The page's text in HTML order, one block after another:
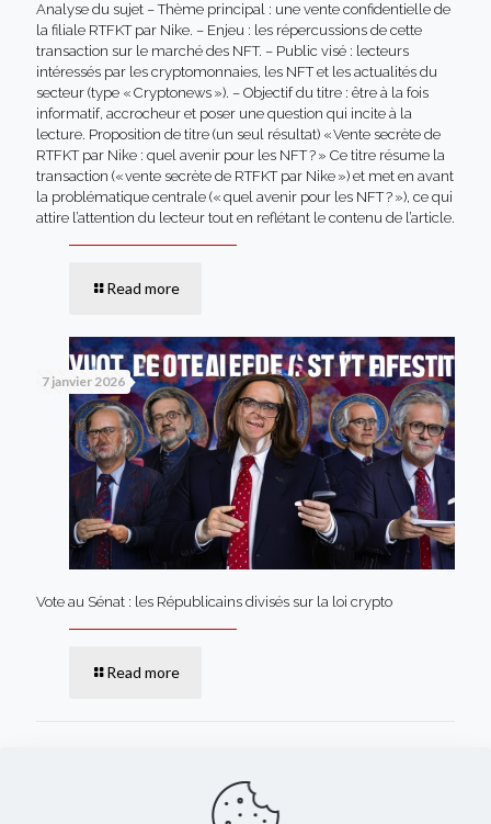
Analyse du sujet – Thème principal : une vente confidentielle de
la filiale RTFKT par Nike. – Enjeu : les répercussions de cette
transaction sur le marché des NFT. – Public visé : lecteurs
intéressés par les cryptomonnaies, les NFT et les actualités du
secteur (type « Cryptonews »). – Objectif du titre : être à la fois
informatif, accrocheur et poser une question qui incite à la
lecture. Proposition de titre (un seul résultat) « Vente secrète de
RTFKT par Nike : quel avenir pour les NFT ? » Ce titre résume la
transaction (« vente secrète de RTFKT par Nike ») et met en avant
la problématique centrale (« quel avenir pour les NFT ? »), ce qui
attire l’attention du lecteur tout en reflétant le contenu de l’article.
Read more
7 janvier 2026
Vote au Sénat : les Républicains divisés sur la loi crypto
Read more